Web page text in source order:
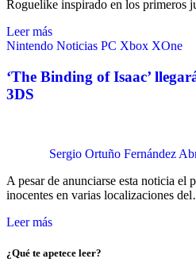
Roguelike inspirado en los primeros
Leer más
Nintendo Noticias PC Xbox XOne
‘The Binding of Isaac’
3DS
Sergio Ortuño Fernández
A pesar de anunciarse esta noticia el
inocentes en varias localizaciones
Leer más
¿Qué te apetece leer?